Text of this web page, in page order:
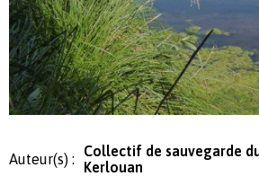
Auteur(s) :
Collectif de sauvegarde
Kerlouan